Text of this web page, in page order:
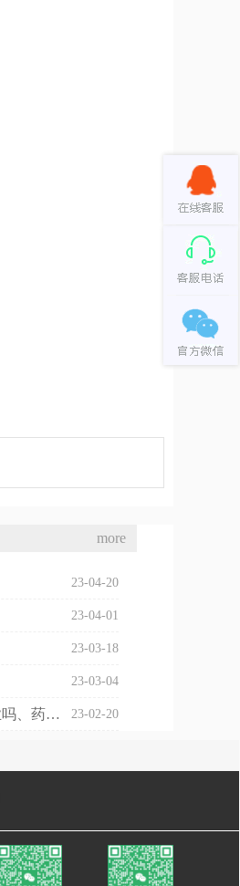
more
23-04-20
23-04-01
23-03-18
23-03-04
初中毕业可以读药物分析与检验专业吗、药物分析可以考执业药师吗 23-02-20